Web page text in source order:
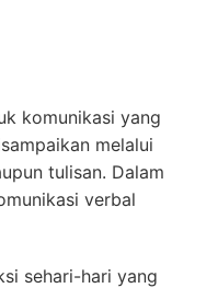
komunikasi yang
melalui
tulisan. Dalam
verbal
sehari-hari yang